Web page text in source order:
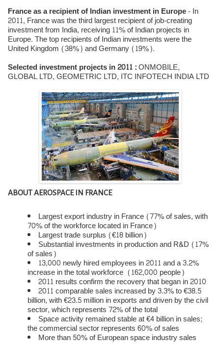
France as a recipient of Indian investment in Europe- In
2011, France was the third largest recipient of job-creating
investment from India, receiving 11% of Indian projects in
Europe. The top recipients of Indian investments were the
United Kingdom (38%) and Germany (19%).
Selected investment projects in 2011:ONMOBILE,
GLOBAL LTD, GEOMETRIC LTD, ITC INFOTECH INDIA LTD
ABOUT AEROSPACE IN FRANCE
Largest export industry in France (77% of sales, with
70% of the workforce located in France)
Largest trade surplus (€18 billion)
Substantial investments in production and R&D (17%
of sales)
13,000 newly hired employees in 2011 and a 3.2%
increase in the total workforce (162,000 people)
2011 results confirm the recovery that began in 2010
2011 comparable sales increased by 3.3% to €38.5
billion, with €23.5 million in exports and driven by the civil
sector, which represents 72% of the total
Space activity remained stable at €4 billion in sales;
the commercial sector represents 60% of sales
More than 50% of European space industry sales